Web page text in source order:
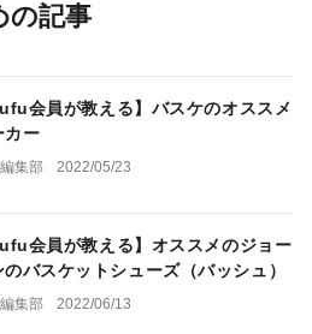
の記事
会員が教える】バスケのオススメ
カー
集部 2022/05/23
会員が教える】オススメのジョー
のバスケットシューズ（バッシュ）
集部 2022/06/13